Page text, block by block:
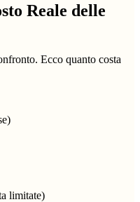
Reale delle
Ecco quanto costa
limitate)